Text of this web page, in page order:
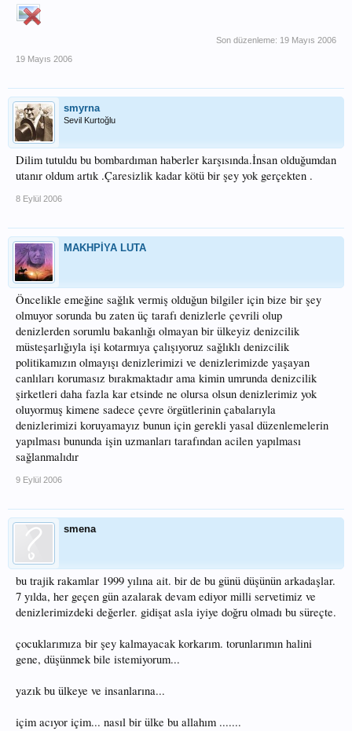
Son düzenleme: 19 Mayıs 2006
19 Mayıs 2006
smyrna
Sevil Kurtoğlu
Dilim tutuldu bu bombardıman haberler karşısında.İnsan olduğumdan
utanır oldum artık .Çaresizlik kadar kötü bir şey yok gerçekten .
8 Eylül 2006
MAKHPİYA LUTA
Öncelikle emeğine sağlık vermiş olduğun bilgiler için bize bir şey
olmuyor sorunda bu zaten üç tarafı denizlerle çevrili olup
denizlerden sorumlu bakanlığı olmayan bir ülkeyiz denizcilik
müsteşarlığıyla işi kotarmıya çalışıyoruz sağlıklı denizcilik
politikamızın olmayışı denizlerimizi ve denizlerimizde yaşayan
canlıları korumasız bırakmaktadır ama kimin umrunda denizcilik
şirketleri daha fazla kar etsinde ne olursa olsun denizlerimiz yok
oluyormuş kimene sadece çevre örgütlerinin çabalarıyla
denizlerimizi koruyamayız bunun için gerekli yasal düzenlemelerin
yapılması bununda işin uzmanları tarafından acilen yapılması
sağlanmalıdır
9 Eylül 2006
smena
bu trajik rakamlar 1999 yılına ait. bir de bu günü düşünün arkadaşlar.
7 yılda, her geçen gün azalarak devam ediyor milli servetimiz ve
denizlerimizdeki değerler. gidişat asla iyiye doğru olmadı bu süreçte.
çocuklarımıza bir şey kalmayacak korkarım. torunlarımın halini
gene, düşünmek bile istemiyorum...
yazık bu ülkeye ve insanlarına...
içim acıyor içim... nasıl bir ülke bu allahım .......